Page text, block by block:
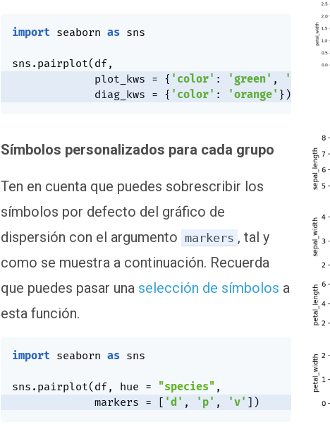
import seaborn as sns
sns . pairplot( df,
             plot_kws
= { 'color' : 'green' , 'marker'
             diag_kws
= { 'color' : 'orange' } )
Símbolos personalizados para cada grupo
Ten en cuenta que puedes sobrescribir los
símbolos por defecto del gráfico de
dispersión con el argumento markers , tal y
como se muestra a continuación. Recuerda
que puedes pasar una selección de símbolos a
esta función.
import seaborn as sns
sns . pairplot( df, hue = "species" ,
             markers
= [ 'd' , 'p' , 'v' ] )